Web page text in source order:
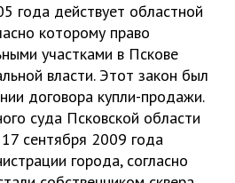
года действует областной
которому право
участками в Пскове
власти. Этот закон был
договора купли-продажи.
суда Псковской области
сентября 2009 года
города, согласно